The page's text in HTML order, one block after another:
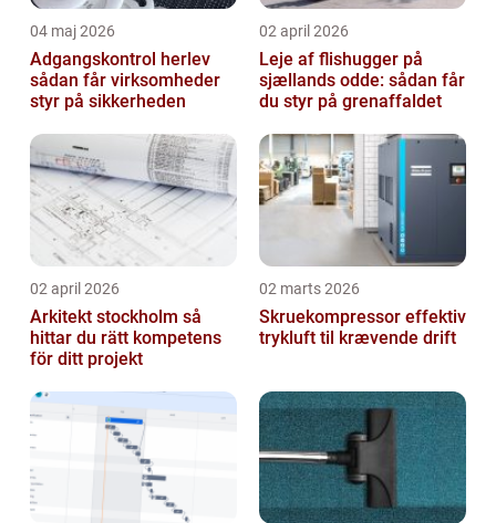
04 maj 2026
Adgangskontrol herlev
sådan får virksomheder
styr på sikkerheden
02 april 2026
Leje af flishugger på
sjællands odde: sådan får
du styr på grenaffaldet
02 april 2026
Arkitekt stockholm så
hittar du rätt kompetens
för ditt projekt
02 marts 2026
Skruekompressor effektiv
trykluft til krævende drift